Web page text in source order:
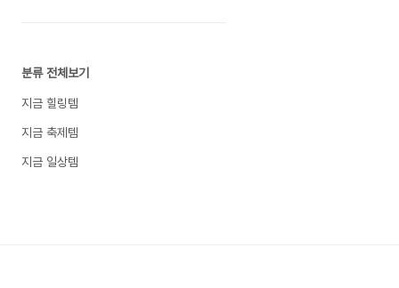
분류 전체보기
지금 힐링템
지금 축제템
지금 일상템